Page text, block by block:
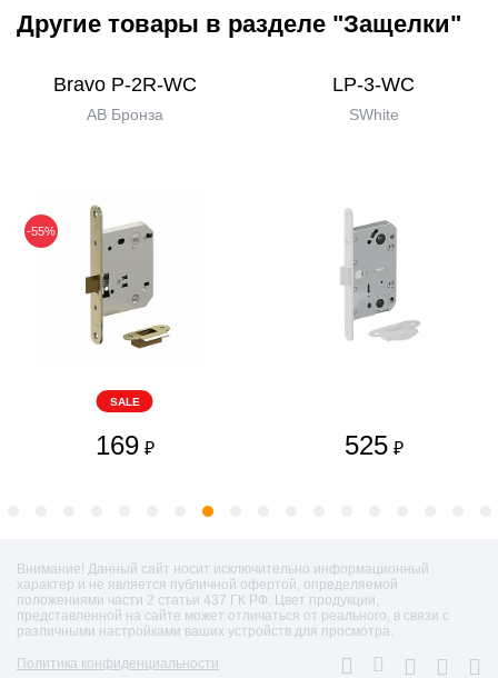
Другие товары в разделе "Защелки"
Bravo P-2R-WC
AB Бронза
-55%
SALE
169 ₽
LP-3-WC
SWhite
525 ₽
Внимание! Данный сайт носит исключительно информационный
характер и не является публичной офертой, определяемой
положениями части 2 статьи 437 ГК РФ. Цвет продукции,
представленной на сайте может отличаться от реального, в связи с
различными настройками ваших устройств для просмотра.
Политика конфиденциальности